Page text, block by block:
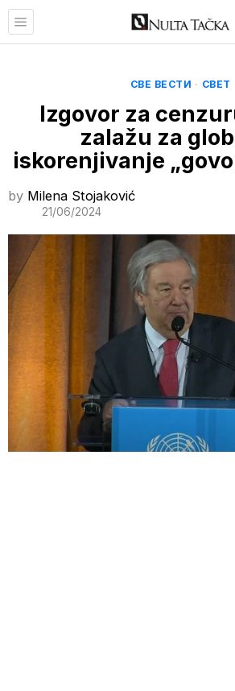
СВЕ ВЕСТИ · СВЕТ
Izgovor za
zalažu za
iskorenjivanje
by Milena Stojaković
21/06/2024